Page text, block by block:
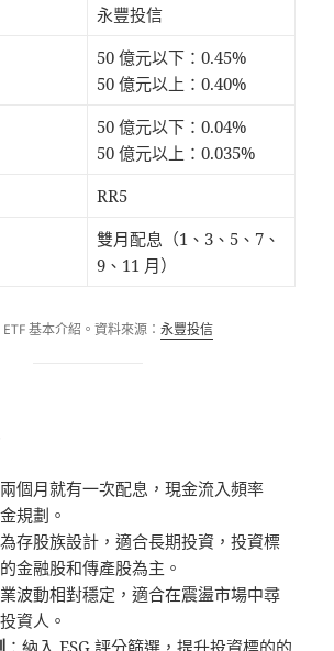
永豐投信
50 億元以下：0.45%
50 億元以上：0.40%
50 億元以下：0.04%
50 億元以上：0.035%
RR5
雙月配息（1、3、5、7、
9、11 月）
基本介紹。資料來源：永豐投信
兩個月就有一次配息，現金流入頻率
規劃。
為存股族設計，適合長期投資，投資標
金融股和傳產股為主。
業波動相對穩定，適合在震盪市場中尋
資人。
：納入ESG 評分篩選，提升投資標的的